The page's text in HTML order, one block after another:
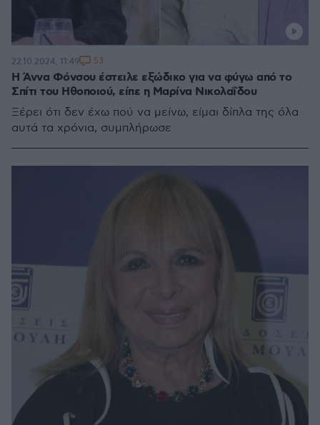
Η Άννα Φόνσου έστειλε εξώδικο για να φύγω από το
Σπίτι του Ηθοποιού, είπε η Μαρίνα Νικολαΐδου
Ξέρει ότι δεν έχω πού να μείνω, είμαι δίπλα της όλα
αυτά τα χρόνια, συμπλήρωσε
22.10.2024, 11:49 53